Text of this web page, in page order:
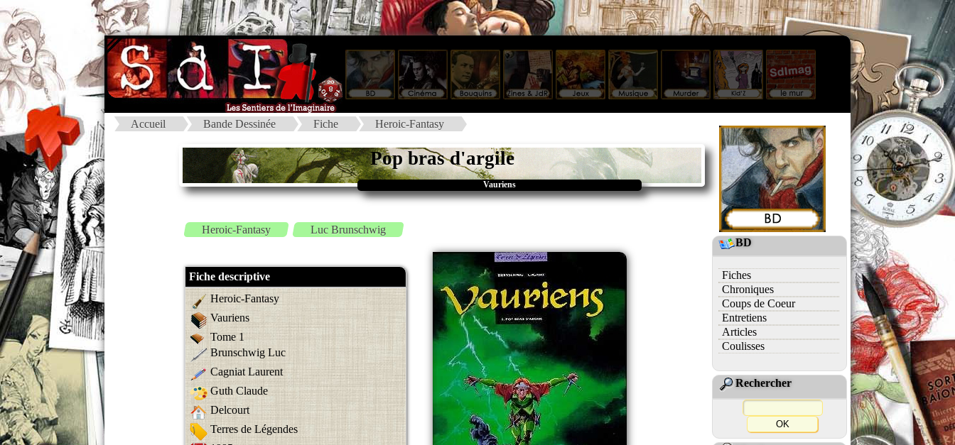
Accueil Bande Dessinée Fiche Heroic-Fantasy
Pop bras d'argile
Vauriens
Heroic-Fantasy Luc Brunschwig
Fiche descriptive
Heroic-Fantasy
Vauriens
Tome 1
Brunschwig Luc
Cagniat Laurent
Guth Claude
Delcourt
Terres de Légendes
BD
Fiches
Chroniques
Coups de Coeur
Entretiens
Articles
Coulisses
Rechercher